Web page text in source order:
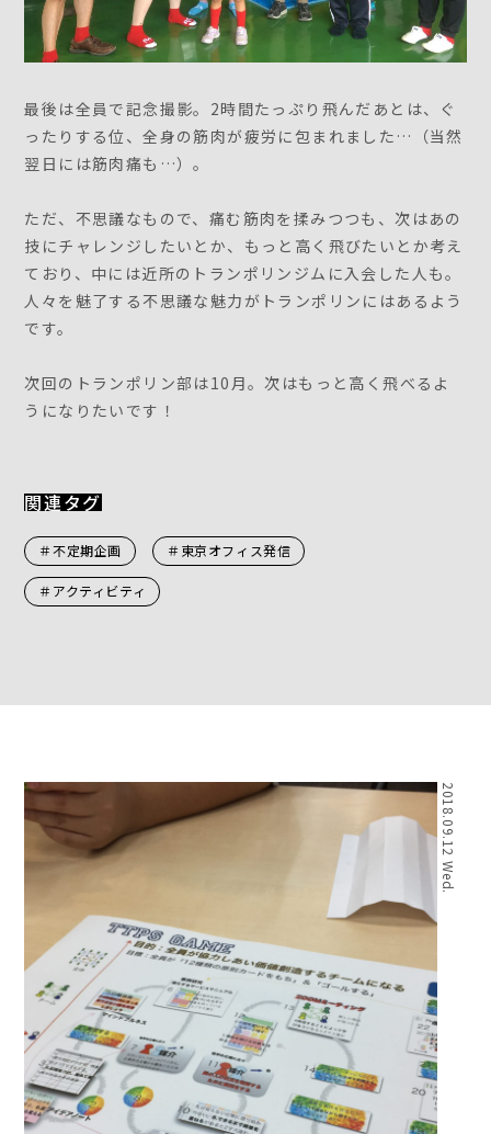
最後は全員で記念撮影。2時間たっぷり飛んだあとは、ぐ
ったりする位、全身の筋肉が疲労に包まれました…（当然
翌日には筋肉痛も…）。
ただ、不思議なもので、痛む筋肉を揉みつつも、次はあの
技にチャレンジしたいとか、もっと高く飛びたいとか考え
ており、中には近所のトランポリンジムに入会した人も。
人々を魅了する不思議な魅力がトランポリンにはあるよう
です。
次回のトランポリン部は10月。次はもっと高く飛べるよ
うになりたいです！
関連タグ
＃不定期企画 ＃東京オフィス発信
＃アクティビティ
2018.09.12 Wed.